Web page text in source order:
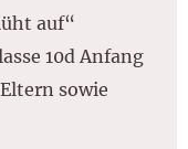
auf“
10d Anfang
sowie